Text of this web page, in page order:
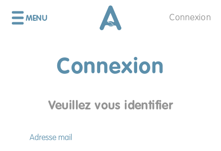
MENU Connexion
Connexion
Veuillez vous identifier
Adresse mail